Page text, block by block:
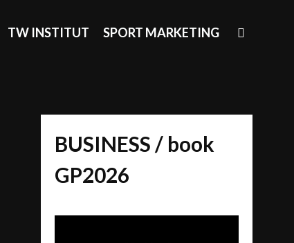
TW INSTITUT SPORT MARKETING
BUSINESS / book
GP2026